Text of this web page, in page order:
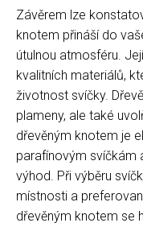
Závěrem lze
knotem přináší do
útulnou atmosféru.
kvalitních materiálů,
životnost svíčky.
plameny, ale také
dřevěným knotem je
parafínovým svíčkám
výhod. Při výběru
místnosti a
dřevěným knotem se